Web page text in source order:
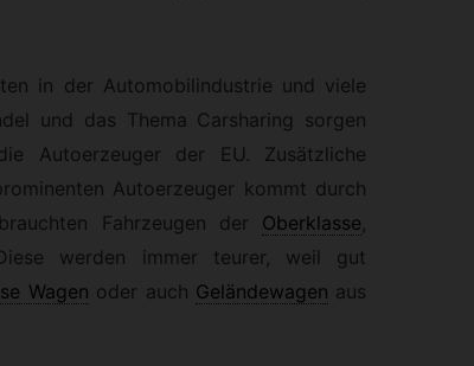
in der Automobilindustrie und viele
und das Thema Carsharing sorgen
Autoerzeuger der EU. Zusätzliche
Autoerzeuger kommt durch
Fahrzeugen der
Oberklasse
werden immer teurer, weil gut
Wagen oder auch Geländewagen aus